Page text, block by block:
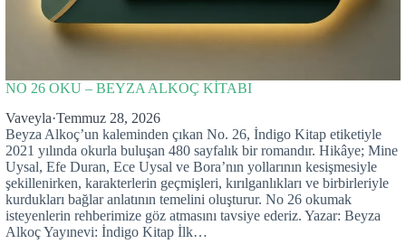
NO 26 OKU – BEYZA ALKOÇ KİTABI
Vaveyla·Temmuz 28, 2026
Beyza Alkoç’un kaleminden çıkan No. 26, İndigo Kitap etiketiyle
2021 yılında okurla buluşan 480 sayfalık bir romandır. Hikâye; Mine
Uysal, Efe Duran, Ece Uysal ve Bora’nın yollarının kesişmesiyle
şekillenirken, karakterlerin geçmişleri, kırılganlıkları ve birbirleriyle
kurdukları bağlar anlatının temelini oluşturur. No 26 okumak
isteyenlerin rehberimize göz atmasını tavsiye ederiz. Yazar: Beyza
Alkoç Yayınevi: İndigo Kitap İlk…